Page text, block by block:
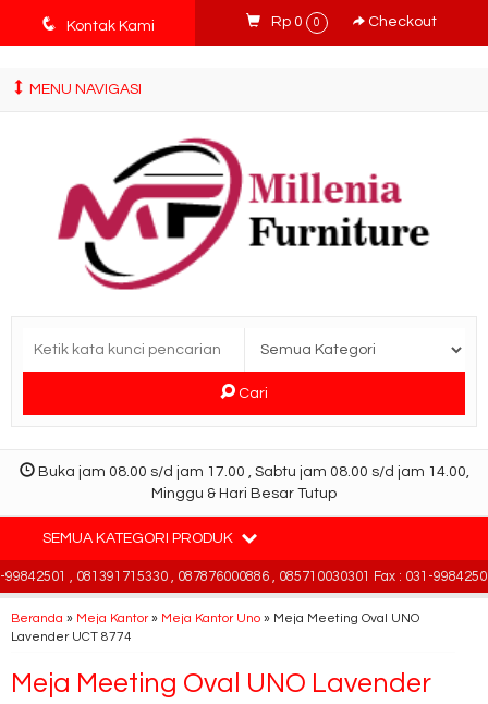
tv3ISbyqwvMDypa7aIfj2FUlPKawe7X5fX5v6wsT4Ns
q Kontak Kami Rp 0 0 Checkout
MENU NAVIGASI
Cari
Buka jam 08.00 s/d jam 17.00 , Sabtu jam 08.00 s/d jam 14.00,
Minggu & Hari Besar Tutup
SEMUA KATEGORI PRODUK
, 081391715330 , 087876000886 , 085710030301 Fax : 031-
Beranda » Meja Kantor» Meja Kantor Uno » Meja Meeting Oval UNO
Lavender UCT 8774
Meja Meeting Oval UNO Lavender